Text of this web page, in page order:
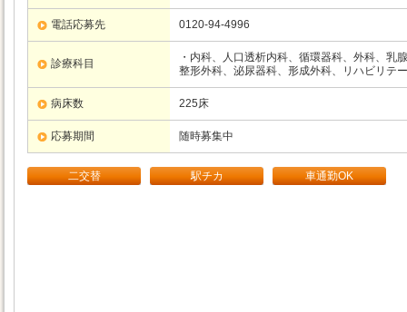
電話応募先 0120-94-4996
診療科目
・内科、人口透析内科、循環器科、外科、乳
整形外科、泌尿器科、形成外科、リハビリテ
病床数 225床
応募期間 随時募集中
二交替 駅チカ 車通勤OK